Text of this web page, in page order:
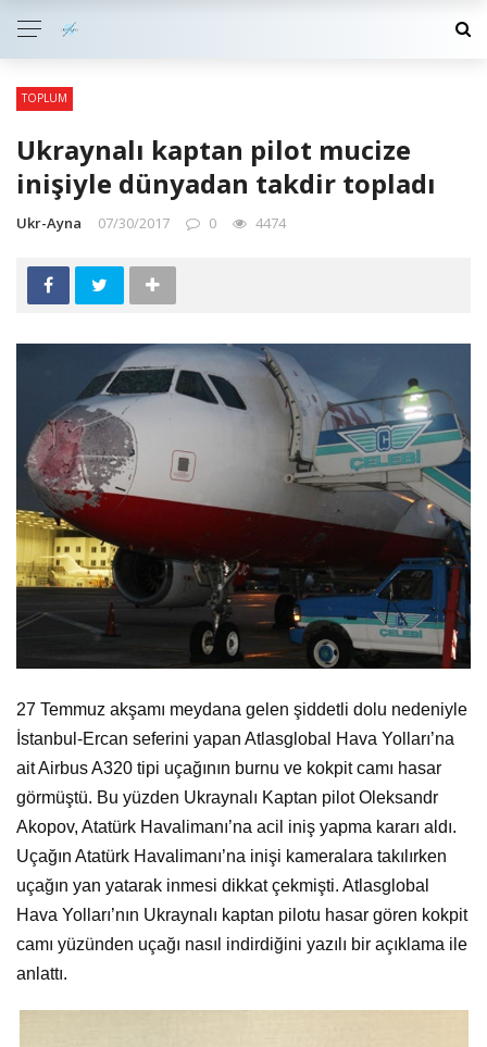
TOPLUM
Ukraynalı kaptan pilot mucize
inişiyle dünyadan takdir topladı
Ukr-Ayna 07/30/2017 0 4474
27 Temmuz akşamı meydana gelen şiddetli dolu nedeniyle
İstanbul-Ercan seferini yapan Atlasglobal Hava Yolları’na
ait Airbus A320 tipi uçağının burnu ve kokpit camı hasar
görmüştü. Bu yüzden Ukraynalı Kaptan pilot Oleksandr
Akopov, Atatürk Havalimanı’na acil iniş yapma kararı aldı.
Uçağın Atatürk Havalimanı’na inişi kameralara takılırken
uçağın yan yatarak inmesi dikkat çekmişti. Atlasglobal
Hava Yolları’nın Ukraynalı kaptan pilotu hasar gören kokpit
camı yüzünden uçağı nasıl indirdiğini yazılı bir açıklama ile
anlattı.